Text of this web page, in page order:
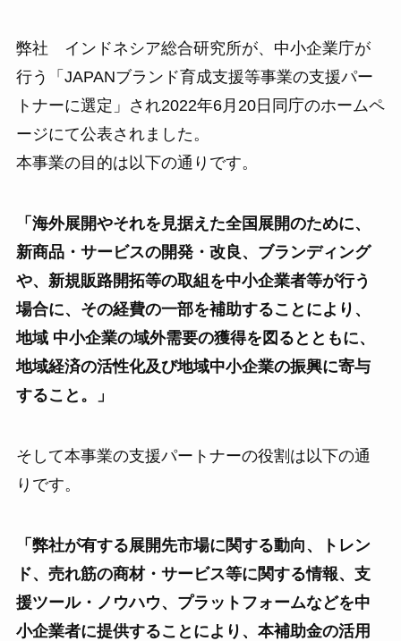
弊社 インドネシア総合研究所が、中小企業庁が
行う「JAPANブランド育成支援等事業の支援パー
トナーに選定」され2022年6月20日同庁のホームペ
ージにて公表されました。
本事業の目的は以下の通りです。
「海外展開やそれを見据えた全国展開のために、
新商品・サービスの開発・改良、ブランディング
や、新規販路開拓等の取組を中小企業者等が行う
場合に、その経費の一部を補助することにより、
地域 中小企業の域外需要の獲得を図るとともに、
地域経済の活性化及び地域中小企業の振興に寄与
すること。」
そして本事業の支援パートナーの役割は以下の通
りです。
「弊社が有する展開先市場に関する動向、トレン
ド、売れ筋の商材・サービス等に関する情報、支
援ツール・ノウハウ、プラットフォームなどを中
小企業者に提供することにより、本補助金の活用